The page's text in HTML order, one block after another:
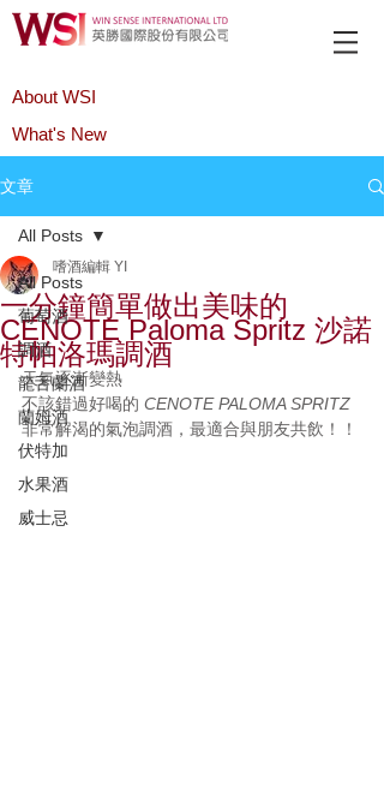
About WSI
What's New
文章
All Posts
葡萄酒
調酒
龍舌蘭酒
蘭姆酒
伏特加
水果酒
威士忌
All Posts
一分鐘簡單做出美味的
CENOTE Paloma Spritz 沙諾
特帕洛瑪調酒
嗜酒編輯 YI
天氣逐漸變熱
不該錯過好喝的 CENOTE PALOMA SPRITZ
非常解渴的氣泡調酒，最適合與朋友共飲！！